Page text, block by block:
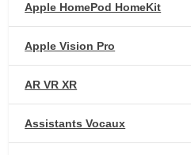
Apple HomePod HomeKit
Apple Vision Pro
AR VR XR
Assistants Vocaux